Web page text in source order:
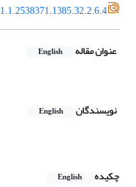
عنوان مقاله English
نویسندگان English
چکیده
English